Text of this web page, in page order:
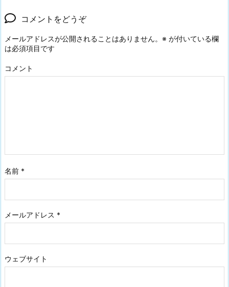
コメントをどうぞ
メールアドレスが公開されることはありません。 ※ が付いている欄
は必須項目です
コメント
名前 *
メールアドレス *
ウェブサイト